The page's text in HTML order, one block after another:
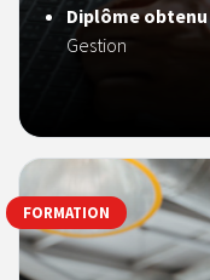
Diplôme obtenu
Gestion
FORMATION